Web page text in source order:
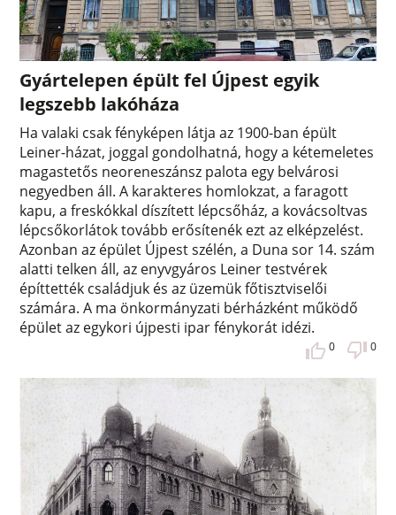
Gyártelepen épült fel Újpest egyik
legszebb lakóháza
Ha valaki csak fényképen látja az 1900-ban épült
Leiner-házat, joggal gondolhatná, hogy a kétemeletes
magastetős neoreneszánsz palota egy belvárosi
negyedben áll. A karakteres homlokzat, a faragott
kapu, a freskókkal díszített lépcsőház, a kovácsoltvas
lépcsőkorlátok tovább erősítenék ezt az elképzelést.
Azonban az épület Újpest szélén, a Duna sor 14. szám
alatti telken áll, az enyvgyáros Leiner testvérek
építtették családjuk és az üzemük főtisztviselői
számára. A ma önkormányzati bérházként működő
épület az egykori újpesti ipar fénykorát idézi.
0 0